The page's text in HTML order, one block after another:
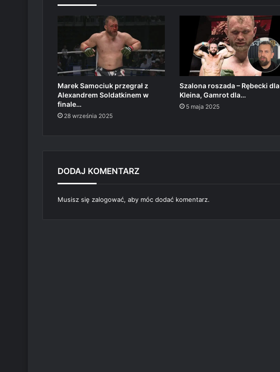
Marek Samociuk przegrał z
Alexandrem Soldatkinem w
finale…
28 września 2025
Szalona roszada – Rębecki dla
Kleina, Gamrot dla…
5 maja 2025
DODAJ KOMENTARZ
Musisz się zalogować, aby móc dodać komentarz.